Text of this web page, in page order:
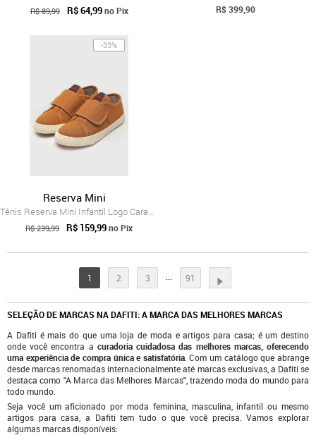
R$ 89,99 R$ 64,99 no Pix R$ 399,90
-33%
Reserva Mini
Tênis Reserva Mini Infantil Logo Caramelo
R$ 239,99 R$ 159,99no Pix
1 2 3 91
SELEÇÃO DE MARCAS NA DAFITI: A MARCA DAS MELHORES MARCAS
A Dafiti é mais do que uma loja de moda e artigos para casa; é um destino
onde você encontra a curadoria cuidadosa das melhores marcas, oferecendo
uma experiência de compra única e satisfatória. Com um catálogo que abrange
desde marcas renomadas internacionalmente até marcas exclusivas, a Dafiti se
destaca como "A Marca das Melhores Marcas", trazendo moda do mundo para
todo mundo.
Seja você um aficionado por moda feminina, masculina, infantil ou mesmo
artigos para casa, a Dafiti tem tudo o que você precisa. Vamos explorar
algumas marcas disponíveis: